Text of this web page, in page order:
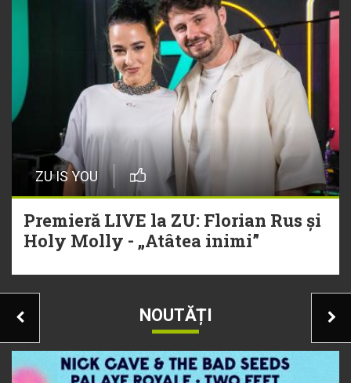
ZU IS YOU
Premieră LIVE la ZU: Florian Rus și
Holy Molly - „Atâtea inimi”
NOUTĂȚI